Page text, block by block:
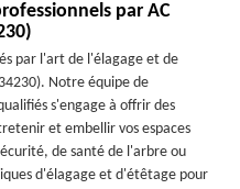
par AC
par l'art de l'élagage et de
Notre équipe de
s'engage à offrir des
et embellir vos espaces
de santé de l'arbre ou
d'élagage et d'étêtage pour